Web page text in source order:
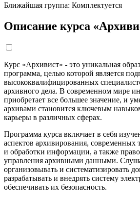
Ближайшая группа: Комплектуется
Описание курса
Курс «Архивист» - это уникальная
программа, целью которой является
высококвалифицированных
архивного дела. В современном мире
приобретает все большее значение, и
архивами становится ключевым
карьеры в различных сферах.
Программа курса включает в себя
аспектов архивирования, современных
и обработки информации, а также
управления архивными данными.
организовывать и систематизировать
разрабатывать и внедрять систему
обеспечивать их безопасность.